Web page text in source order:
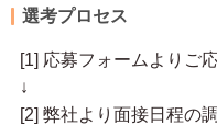
選考プロセス
[1] 応募フォームよりご
↓
[2] 弊社より面接日程の